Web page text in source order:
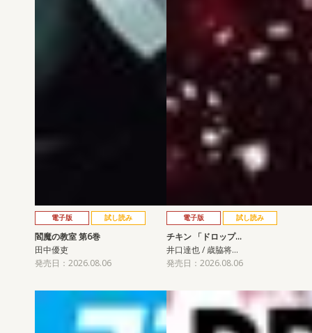
電子版 試し読み
閻魔の教室 第6巻
田中優吏
発売日：2026.08.06
電子版 試し読み
チキン 「ドロップ…
井口達也 / 歳脇将…
発売日：2026.08.06